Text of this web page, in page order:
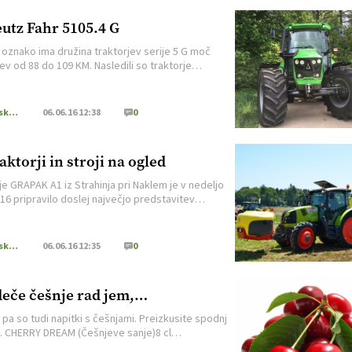
Fahr 5105.4 G
ima družina traktorjev serije 5 G moč
od 88 do 109 KM. Nasledili so traktorje
Deutz Fahr zamenjala traktorje pod oznako
Kmetijska mehanizacija 06.06.16 12:38 0
in stroji na ogled
GRAPAK A1 iz Strahinja pri Naklem je v nedeljo
pripravilo doslej največjo predstavitev
prireditvi se je zbralo veliko število
[…]
Kmetijska mehanizacija 06.06.16 12:35 0
češnje rad jem,…
pa so tudi napitki s češnjami. Preizkusite spodnj
DREAM (Češnjeve sanje)8 cl